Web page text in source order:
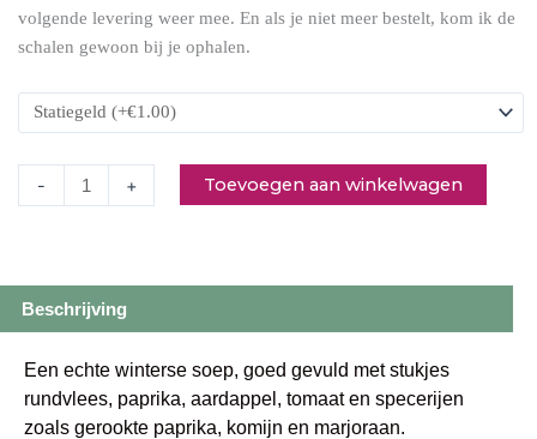
volgende levering weer mee. En als je niet meer bestelt, kom ik de
schalen gewoon bij je ophalen.
- + Toevoegen aan winkelwagen
Beschrijving
Een echte winterse soep, goed gevuld met stukjes
rundvlees, paprika, aardappel, tomaat en specerijen
zoals gerookte paprika, komijn en marjoraan.